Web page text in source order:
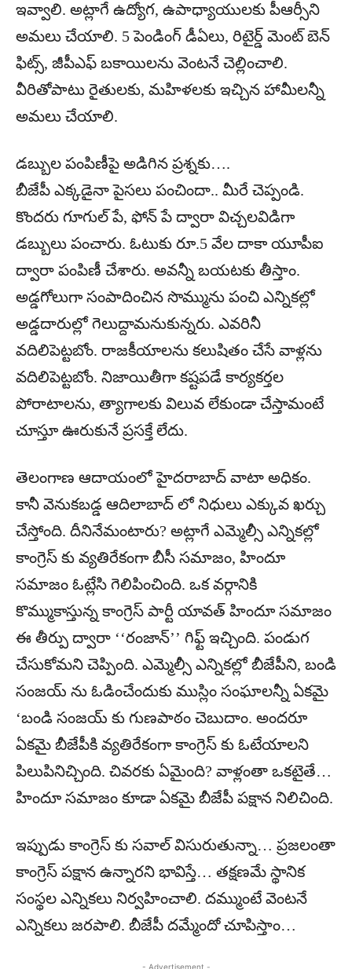
ఇవ్వాలి. అట్లాగే ఉద్యోగ, ఉపాధ్యాయులకు పీఆర్సీని
అమలు చేయాలి. 5 పెండింగ్ డీఏలు, రిటైర్డ్ మెంట్ బెన్
ఫిట్స్, జీపీఎఫ్ బకాయిలను వెంటనే చెల్లించాలి.
వీరితోపాటు రైతులకు, మహిళలకు ఇచ్చిన హామీలన్నీ
అమలు చేయాలి.
డబ్బుల పంపిణీపై అడిగిన ప్రశ్నకు….
బీజేపీ ఎక్కడైనా పైసలు పంచిందా.. మీరే చెప్పండి.
కొందరు గూగుల్ పే, ఫోన్ పే ద్వారా విచ్చలవిడిగా
డబ్బులు పంచారు. ఓటుకు రూ.5 వేల దాకా యూపీఐ
ద్వారా పంపిణీ చేశారు. అవన్నీ బయటకు తీస్తాం.
అడ్డగోలుగా సంపాదించిన సొమ్మును పంచి ఎన్నికల్లో
అడ్డదారుల్లో గెలుద్దామనుకున్నరు. ఎవరినీ
వదిలిపెట్టబోం. రాజకీయాలను కలుషితం చేసే వాళ్లను
వదిలిపెట్టబోం. నిజాయితీగా కష్టపడే కార్యకర్తల
పోరాటాలను, త్యాగాలకు విలువ లేకుండా చేస్తామంటే
చూస్తూ ఊరుకునే ప్రసక్తే లేదు.
తెలంగాణ ఆదాయంలో హైదరాబాద్ వాటా అధికం.
కానీ వెనుకబడ్డ ఆదిలాబాద్ లో నిధులు ఎక్కువ ఖర్చు
చేస్తోంది. దీనినేమంటారు? అట్లాగే ఎమ్మెల్సీ ఎన్నికల్లో
కాంగ్రెస్ కు వ్యతిరేకంగా బీసీ సమాజం, హిందూ
సమాజం ఓట్లేసి గెలిపించింది. ఒక వర్గానికి
కొమ్ముకాస్తున్న కాంగ్రెస్ పార్టీ యావత్ హిందూ సమాజం
ఈ తీర్పు ద్వారా ‘‘రంజాన్’’ గిఫ్ట్ ఇచ్చింది. పండుగ
చేసుకోమని చెప్పింది. ఎమ్మెల్సీ ఎన్నికల్లో బీజేపీని, బండి
సంజయ్ ను ఓడించేందుకు ముస్లిం సంఘాలన్నీ ఏకమై
‘బండి సంజయ్ కు గుణపాఠం చెబుదాం. అందరూ
ఏకమై బీజేపీకి వ్యతిరేకంగా కాంగ్రెస్ కు ఓటేయాలని
పిలుపినిచ్చింది. చివరకు ఏమైంది? వాళ్లంతా ఒకటైతే…
హిందూ సమాజం కూడా ఏకమై బీజేపీ పక్షాన నిలిచింది.
ఇప్పుడు కాంగ్రెస్ కు సవాల్ విసురుతున్నా… ప్రజలంతా
కాంగ్రెస్ పక్షాన ఉన్నారని భావిస్తే… తక్షణమే స్థానిక
సంస్థల ఎన్నికలు నిర్వహించాలి. దమ్ముంటే వెంటనే
ఎన్నికలు జరపాలి. బీజేపీ దమ్మేందో చూపిస్తాం…
- Advertisement -